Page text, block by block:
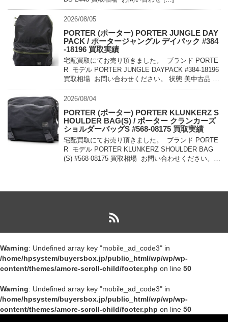
2026/08/05
PORTER (ポーター) PORTER JUNGLE DAY
PACK / ポータージャングル デイパック #384
-18196 買取実績
宅配買取にてお売り頂きました。 ブランド PORTE
R モデル PORTER JUNGLE DAYPACK #384-18196
買取相場 お問い合わせください。 状態 美中古品 軽
量でコンパクトに持ち運べるパッカ […]
2026/08/04
PORTER (ポーター) PORTER KLUNKERZ S
HOULDER BAG(S) / ポーター クランカーズ
ショルダーバッグS #568-08175 買取実績
宅配買取にてお売り頂きました。 ブランド PORTE
R モデル PORTER KLUNKERZ SHOULDER BAG
(S) #568-08175 買取相場 お問い合わせください。
Warning: Undefined array key "mobile_ad_code3" in
/home/hpsystem/buyersbox.jp/public_html/wp/wp/wp-
content/themes/amore-scroll-child/footer.php on line 50
Warning: Undefined array key "mobile_ad_code3" in
/home/hpsystem/buyersbox.jp/public_html/wp/wp/wp-
content/themes/amore-scroll-child/footer.php on line 50